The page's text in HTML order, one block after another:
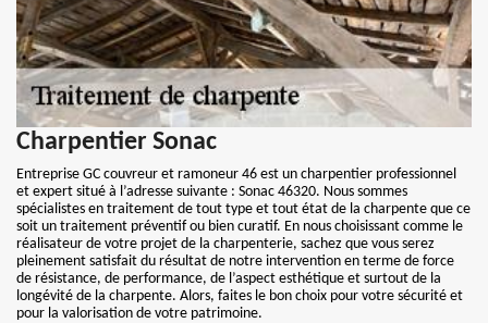
Charpentier Sonac
Entreprise GC couvreur et ramoneur 46 est un charpentier professionnel
et expert situé à l’adresse suivante : Sonac 46320. Nous sommes
spécialistes en traitement de tout type et tout état de la charpente que ce
soit un traitement préventif ou bien curatif. En nous choisissant comme le
réalisateur de votre projet de la charpenterie, sachez que vous serez
pleinement satisfait du résultat de notre intervention en terme de force
de résistance, de performance, de l’aspect esthétique et surtout de la
longévité de la charpente. Alors, faites le bon choix pour votre sécurité et
pour la valorisation de votre patrimoine.